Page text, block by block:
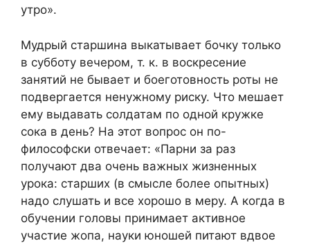
утро».
Мудрый старшина выкатывает бочку только
в субботу вечером, т. к. в воскресение
занятий не бывает и боеготовность роты не
подвергается ненужному риску. Что мешает
ему выдавать солдатам по одной кружке
сока в день? На этот вопрос он по-
философски отвечает: «Парни за раз
получают два очень важных жизненных
урока: старших (в смысле более опытных)
надо слушать и все хорошо в меру. А когда в
обучении головы принимает активное
участие жопа, науки юношей питают вдвое